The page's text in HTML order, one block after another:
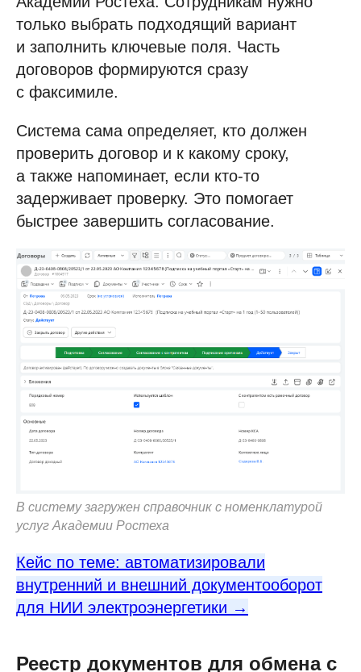
только выбрать подходящий вариант
и заполнить ключевые поля. Часть
договоров формируются сразу
с факсимиле.
Система сама определяет, кто должен
проверить договор и к какому сроку,
а также напоминает, если кто-то
задерживает проверку. Это помогает
быстрее завершить согласование.
В систему загружен справочник с номенклатурой
услуг Академии Ростеха
Кейс по теме: автоматизировали
внутренний и внешний документооборот
для НИИ электроэнергетики →
Реестр документов для обмена с